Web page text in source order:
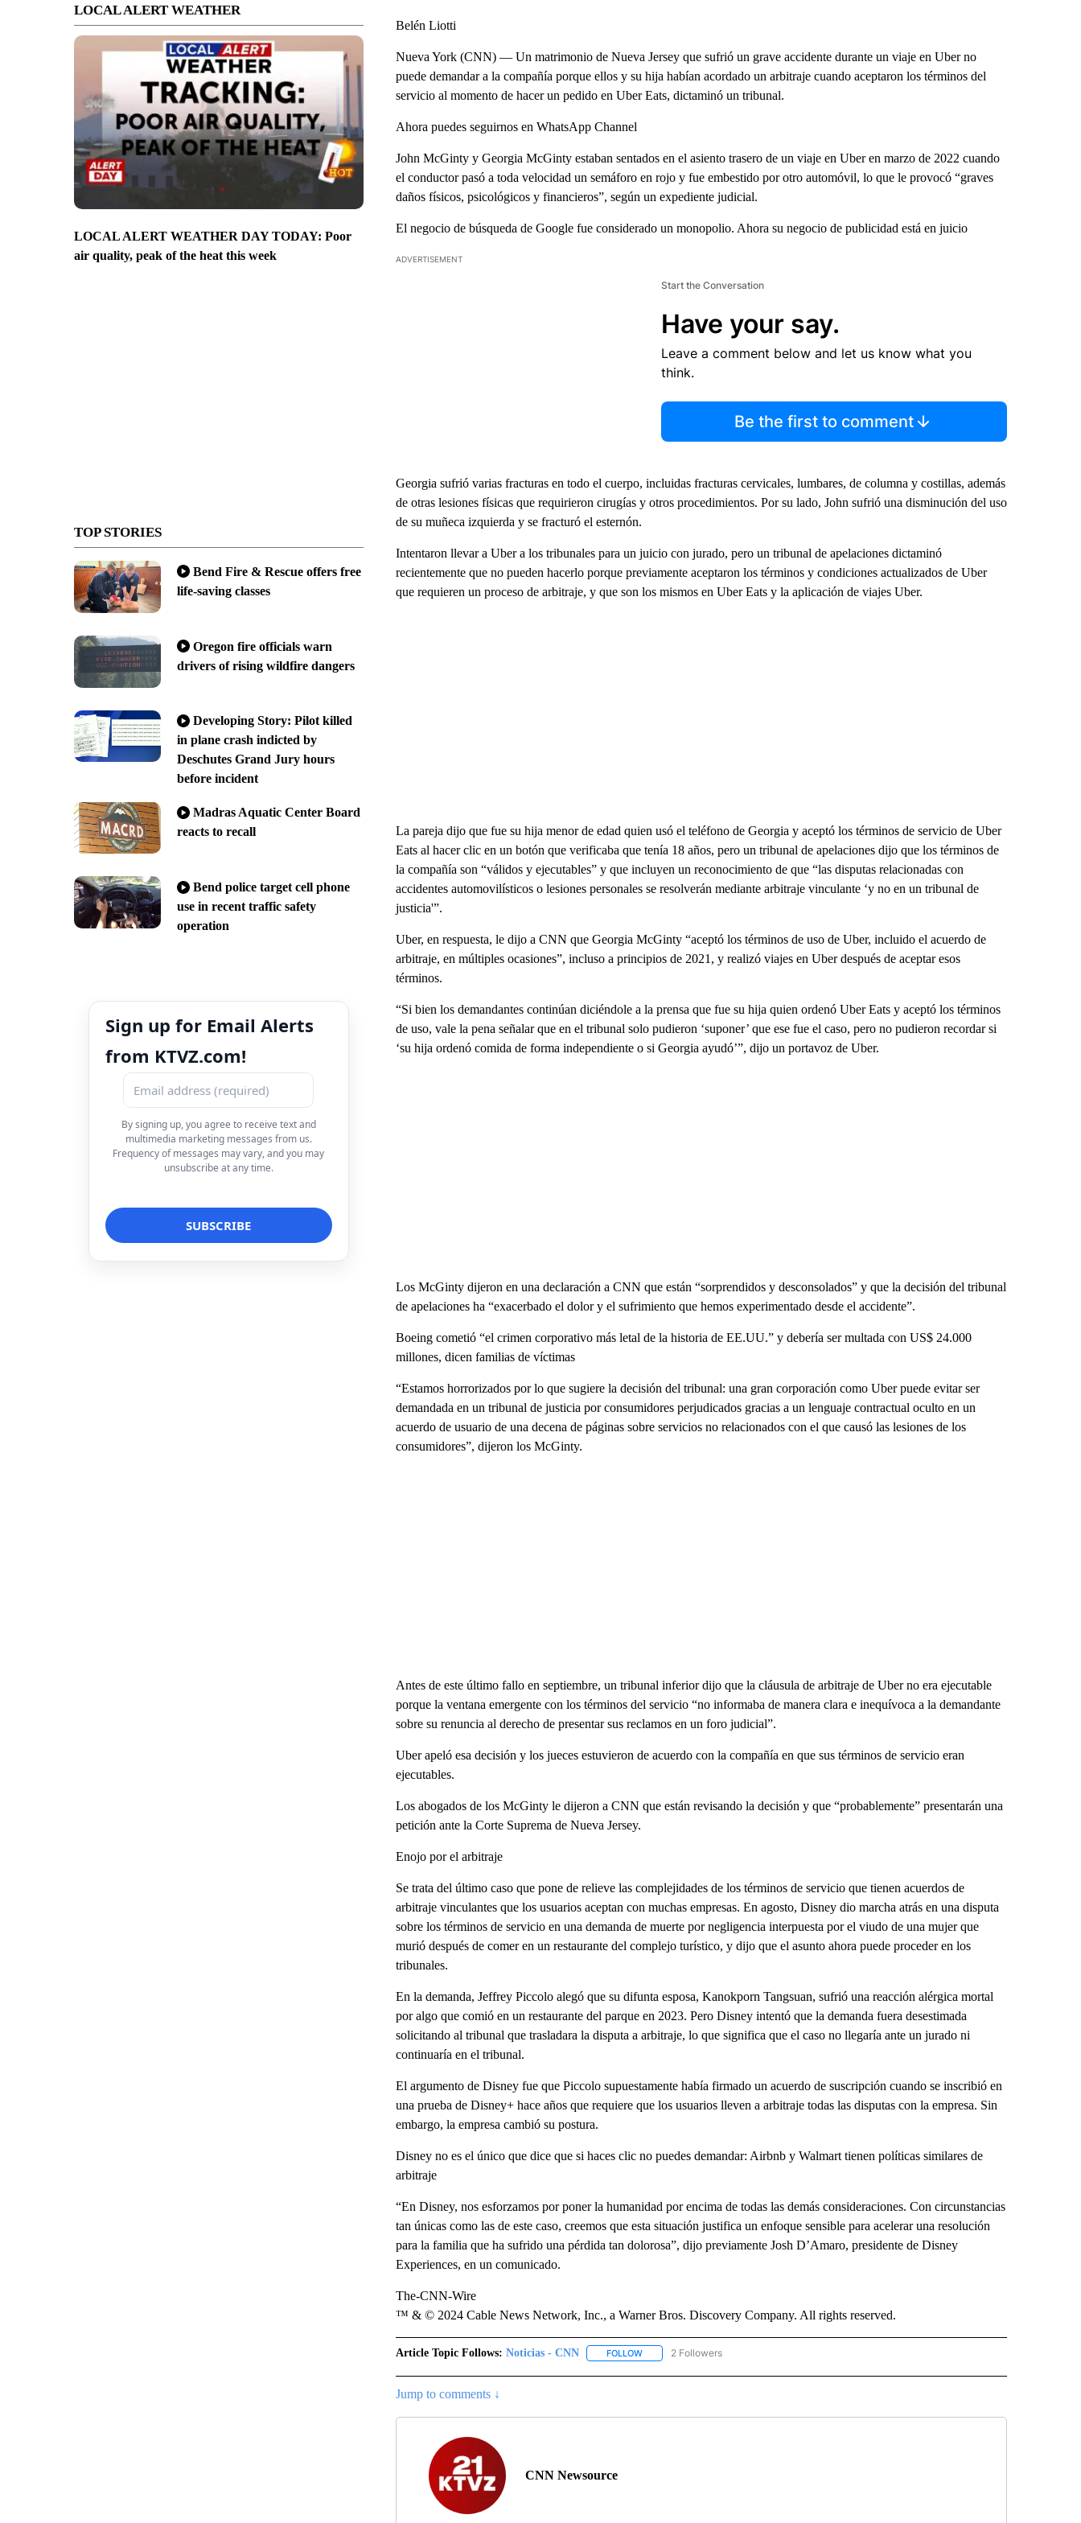
LOCAL ALERT WEATHER
LOCAL ALERT WEATHER DAY TODAY: Poor
air quality, peak of the heat this week
TOP STORIES
Bend Fire & Rescue offers free
life-saving classes
Oregon fire officials warn
drivers of rising wildfire dangers
Developing Story: Pilot killed
in plane crash indicted by
Deschutes Grand Jury hours
before incident
Madras Aquatic Center Board
reacts to recall
Bend police target cell phone
use in recent traffic safety
operation
Sign up for Email Alerts
from KTVZ.com!
By signing up, you agree to receive text and
multimedia marketing messages from us.
Frequency of messages may vary, and you may
unsubscribe at any time.
Belén Liotti
Nueva York (CNN) –– Un matrimonio de Nueva Jersey que sufrió un grave accidente durante un viaje en Uber no
puede demandar a la compañía porque ellos y su hija habían acordado un arbitraje cuando aceptaron los términos del
servicio al momento de hacer un pedido en Uber Eats, dictaminó un tribunal.
Ahora puedes seguirnos en WhatsApp Channel
John McGinty y Georgia McGinty estaban sentados en el asiento trasero de un viaje en Uber en marzo de 2022 cuando
el conductor pasó a toda velocidad un semáforo en rojo y fue embestido por otro automóvil, lo que le provocó “graves
daños físicos, psicológicos y financieros”, según un expediente judicial.
El negocio de búsqueda de Google fue considerado un monopolio. Ahora su negocio de publicidad está en juicio
ADVERTISEMENT
Start the Conversation
Have your say.
Leave a comment below and let us know what you
think.
Be the first to comment
Georgia sufrió varias fracturas en todo el cuerpo, incluidas fracturas cervicales, lumbares, de columna y costillas, además
de otras lesiones físicas que requirieron cirugías y otros procedimientos. Por su lado, John sufrió una disminución del uso
de su muñeca izquierda y se fracturó el esternón.
Intentaron llevar a Uber a los tribunales para un juicio con jurado, pero un tribunal de apelaciones dictaminó
recientemente que no pueden hacerlo porque previamente aceptaron los términos y condiciones actualizados de Uber
que requieren un proceso de arbitraje, y que son los mismos en Uber Eats y la aplicación de viajes Uber.
La pareja dijo que fue su hija menor de edad quien usó el teléfono de Georgia y aceptó los términos de servicio de Uber
Eats al hacer clic en un botón que verificaba que tenía 18 años, pero un tribunal de apelaciones dijo que los términos de
la compañía son “válidos y ejecutables” y que incluyen un reconocimiento de que “las disputas relacionadas con
accidentes automovilísticos o lesiones personales se resolverán mediante arbitraje vinculante ‘y no en un tribunal de
justicia'”.
Uber, en respuesta, le dijo a CNN que Georgia McGinty “aceptó los términos de uso de Uber, incluido el acuerdo de
arbitraje, en múltiples ocasiones”, incluso a principios de 2021, y realizó viajes en Uber después de aceptar esos
términos.
“Si bien los demandantes continúan diciéndole a la prensa que fue su hija quien ordenó Uber Eats y aceptó los términos
de uso, vale la pena señalar que en el tribunal solo pudieron ‘suponer’ que ese fue el caso, pero no pudieron recordar si
‘su hija ordenó comida de forma independiente o si Georgia ayudó’”, dijo un portavoz de Uber.
Los McGinty dijeron en una declaración a CNN que están “sorprendidos y desconsolados” y que la decisión del tribunal
de apelaciones ha “exacerbado el dolor y el sufrimiento que hemos experimentado desde el accidente”.
Boeing cometió “el crimen corporativo más letal de la historia de EE.UU.” y debería ser multada con US$ 24.000
millones, dicen familias de víctimas
“Estamos horrorizados por lo que sugiere la decisión del tribunal: una gran corporación como Uber puede evitar ser
demandada en un tribunal de justicia por consumidores perjudicados gracias a un lenguaje contractual oculto en un
acuerdo de usuario de una decena de páginas sobre servicios no relacionados con el que causó las lesiones de los
consumidores”, dijeron los McGinty.
Antes de este último fallo en septiembre, un tribunal inferior dijo que la cláusula de arbitraje de Uber no era ejecutable
porque la ventana emergente con los términos del servicio “no informaba de manera clara e inequívoca a la demandante
sobre su renuncia al derecho de presentar sus reclamos en un foro judicial”.
Uber apeló esa decisión y los jueces estuvieron de acuerdo con la compañía en que sus términos de servicio eran
ejecutables.
Los abogados de los McGinty le dijeron a CNN que están revisando la decisión y que “probablemente” presentarán una
petición ante la Corte Suprema de Nueva Jersey.
Enojo por el arbitraje
Se trata del último caso que pone de relieve las complejidades de los términos de servicio que tienen acuerdos de
arbitraje vinculantes que los usuarios aceptan con muchas empresas. En agosto, Disney dio marcha atrás en una disputa
sobre los términos de servicio en una demanda de muerte por negligencia interpuesta por el viudo de una mujer que
murió después de comer en un restaurante del complejo turístico, y dijo que el asunto ahora puede proceder en los
tribunales.
En la demanda, Jeffrey Piccolo alegó que su difunta esposa, Kanokporn Tangsuan, sufrió una reacción alérgica mortal
por algo que comió en un restaurante del parque en 2023. Pero Disney intentó que la demanda fuera desestimada
solicitando al tribunal que trasladara la disputa a arbitraje, lo que significa que el caso no llegaría ante un jurado ni
continuaría en el tribunal.
El argumento de Disney fue que Piccolo supuestamente había firmado un acuerdo de suscripción cuando se inscribió en
una prueba de Disney+ hace años que requiere que los usuarios lleven a arbitraje todas las disputas con la empresa. Sin
embargo, la empresa cambió su postura.
Disney no es el único que dice que si haces clic no puedes demandar: Airbnb y Walmart tienen políticas similares de
arbitraje
“En Disney, nos esforzamos por poner la humanidad por encima de todas las demás consideraciones. Con circunstancias
tan únicas como las de este caso, creemos que esta situación justifica un enfoque sensible para acelerar una resolución
para la familia que ha sufrido una pérdida tan dolorosa”, dijo previamente Josh D’Amaro, presidente de Disney
Experiences, en un comunicado.
The-CNN-Wire
™ & © 2024 Cable News Network, Inc., a Warner Bros. Discovery Company. All rights reserved.
Article Topic Follows: Noticias - CNN FOLLOWFOLLOW "NOTICIAS - CNN" TO RECEIVE NOTIFICATIONS ABOUT NEW PAGES ON "NOTICIAS - CNN".
2 Followers
Jump to comments ↓
CNN Newsource